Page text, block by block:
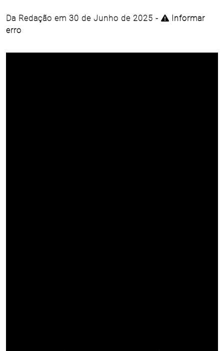
Da Redação em 30 de Junho de 2025 -
Informar
erro